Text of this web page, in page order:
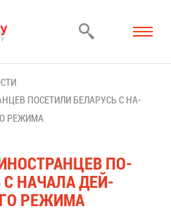
ПО­СЕ­ТИ­ЛИ БЕ­ЛА­РУСЬ С НА­
РЕ­ЖИ­МА
ПО­
С НА­ЧА­ЛА ДЕЙ­
РЕ­ЖИ­МА